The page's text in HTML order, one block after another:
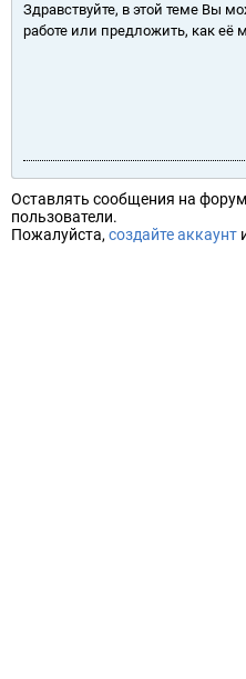
Здравствуйте, в этой теме Вы
работе или предложить, как её
Оставлять сообщения на
пользователи.
Пожалуйста, создайте аккаунт